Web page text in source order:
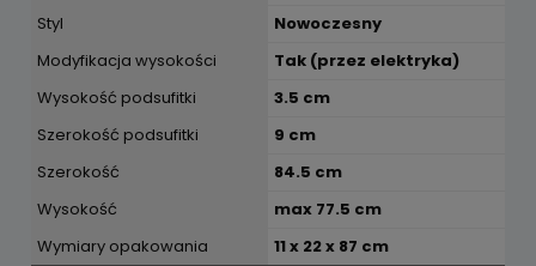
Styl
Nowoczesny
Modyfikacja wysokości
Tak (przez elektryka)
Wysokość podsufitki
3.5 cm
Szerokość podsufitki
9 cm
Szerokość
84.5 cm
Wysokość
max 77.5 cm
Wymiary opakowania
11 x 22 x 87 cm